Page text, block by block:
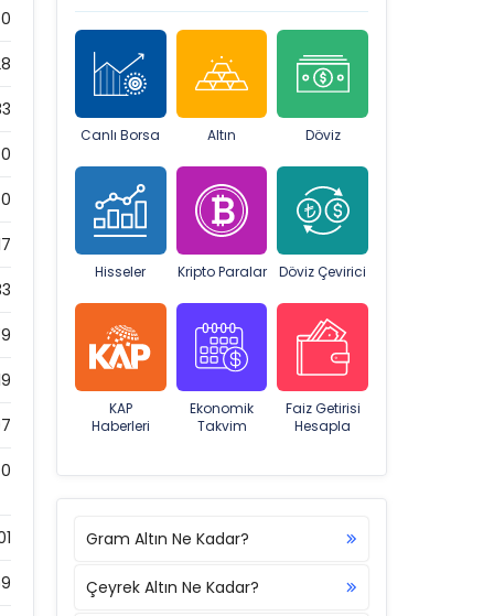
0
0
0
0
Canlı Borsa Altın Döviz
Hisseler Kripto Paralar Döviz Çevirici
KAP
Haberleri
Ekonomik
Takvim
Faiz Getirisi
Hesapla
Gram Altın Ne Kadar?
Çeyrek Altın Ne Kadar?